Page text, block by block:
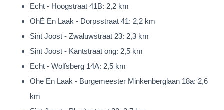
en tuinhuis. De achtertuin is ca. 17,00m. diep en 21,50m.
breed en is gesitueerd op het zuidwesten. Door de gunstige
ligging heeft de tuin een optimale bezonning en privacy te
bieden. Heerlijk genieten dus.
Aan de linkerzijde van de villa bevindt zich een strook van 10
meter tot de erfgrens, wat tal van mogelijkheden biedt. Deze
Echt - Hoogstraat 41B: 2,2 km
OhÉ En Laak - Dorpsstraat 41: 2,2 km
Sint Joost - Zwaluwstraat 23: 2,3 km
Sint Joost - Kantstraat ong: 2,5 km
Echt - Wolfsberg 14A: 2,5 km
Ohe En Laak - Burgemeester Minkenberglaan 18a: 2,6
km